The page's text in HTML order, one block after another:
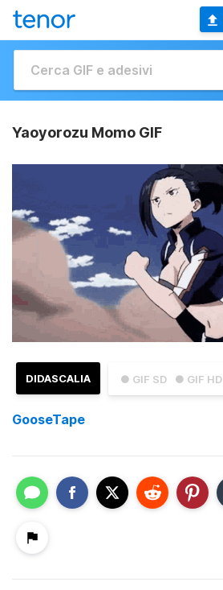
Yaoyorozu Momo GIF
● GIF SD ● GIF HD
DIDASCALIA
GooseTape